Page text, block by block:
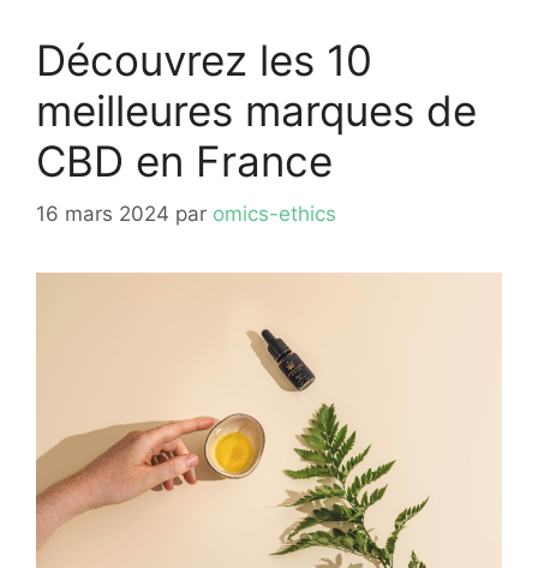
Découvrez les 10
meilleures marques de
CBD en France
16 mars 2024 par omics-ethics